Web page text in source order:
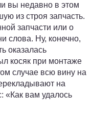
вы недавно в этом
из строя запчасть.
запчасти или о
слова. Ну, конечно,
оказалась
косяк при монтаже
случае всю вину на
на
«Как вам удалось